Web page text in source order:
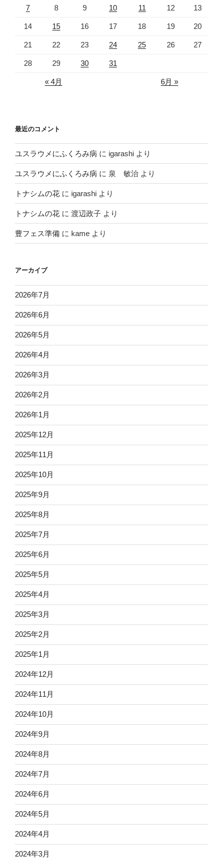
7 8 9 10 11 12 13
14 15 16 17 18 19 20
21 22 23 24 25 26 27
28 29 30 31
« 4月 6月 »
最近のコメント
ユスラウメにふくろみ病 に igarashi より
ユスラウメにふくろみ病 に 泉 敏治 より
トナシムの花 に igarashi より
トナシムの花 に 渡辺政子 より
豊フェス準備 に kame より
アーカイブ
2026年7月
2026年6月
2026年5月
2026年4月
2026年3月
2026年2月
2026年1月
2025年12月
2025年11月
2025年10月
2025年9月
2025年8月
2025年7月
2025年6月
2025年5月
2025年4月
2025年3月
2025年2月
2025年1月
2024年12月
2024年11月
2024年10月
2024年9月
2024年8月
2024年7月
2024年6月
2024年5月
2024年4月
2024年3月